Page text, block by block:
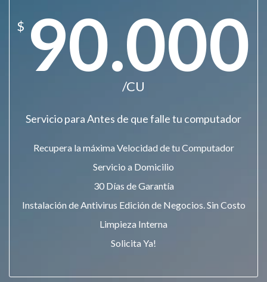
$ 90.000
/CU
Servicio para Antes de que falle tu computador
Recupera la máxima Velocidad de tu Computador
Servicio a Domicilio
30 Días de Garantía
Instalación de Antivirus Edición de Negocios. Sin Costo
Limpieza Interna
Solicita Ya!